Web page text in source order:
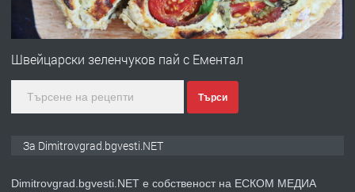
ПРЕДЛАГА Онлайн магазин за всички!
Швейцарски зеленчуков пай с Ементал
Търси
За Dimitrovgrad.bgvesti.NET
Dimitrovgrad.bgvesti.NET е собственост на ЕСКОМ МЕДИА